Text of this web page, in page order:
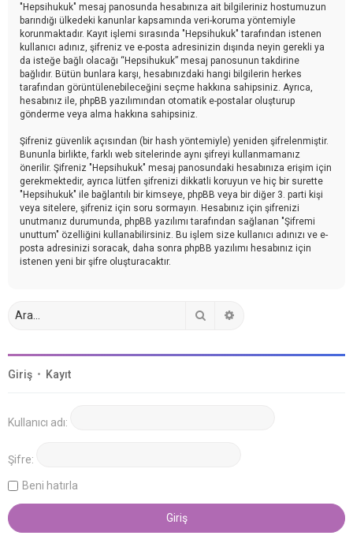
"Hepsihukuk" mesaj panosunda hesabınıza ait bilgileriniz hostumuzun
barındığı ülkedeki kanunlar kapsamında veri-koruma yöntemiyle
korunmaktadır. Kayıt işlemi sırasında "Hepsihukuk" tarafından istenen
kullanıcı adınız, şifreniz ve e-posta adresinizin dışında neyin gerekli ya
da isteğe bağlı olacağı “Hepsihukuk” mesaj panosunun takdirine
bağlıdır. Bütün bunlara karşı, hesabınızdaki hangi bilgilerin herkes
tarafından görüntülenebileceğini seçme hakkına sahipsiniz. Ayrıca,
hesabınız ile, phpBB yazılımından otomatik e-postalar oluşturup
gönderme veya alma hakkına sahipsiniz.
Şifreniz güvenlik açısından (bir hash yöntemiyle) yeniden şifrelenmiştir.
Bununla birlikte, farklı web sitelerinde aynı şifreyi kullanmamanız
önerilir. Şifreniz "Hepsihukuk" mesaj panosundaki hesabınıza erişim için
gerekmektedir, ayrıca lütfen şifrenizi dikkatli koruyun ve hiç bir surette
"Hepsihukuk" ile bağlantılı bir kimseye, phpBB veya bir diğer 3. parti kişi
veya sitelere, şifreniz için soru sormayın. Hesabınız için şifrenizi
unutmanız durumunda, phpBB yazılımı tarafından sağlanan "Şifremi
unuttum" özelliğini kullanabilirsiniz. Bu işlem size kullanıcı adınızı ve e-
posta adresinizi soracak, daha sonra phpBB yazılımı hesabınız için
istenen yeni bir şifre oluşturacaktır.
Giriş • Kayıt
Kullanıcı adı:
Şifre:
Beni hatırla